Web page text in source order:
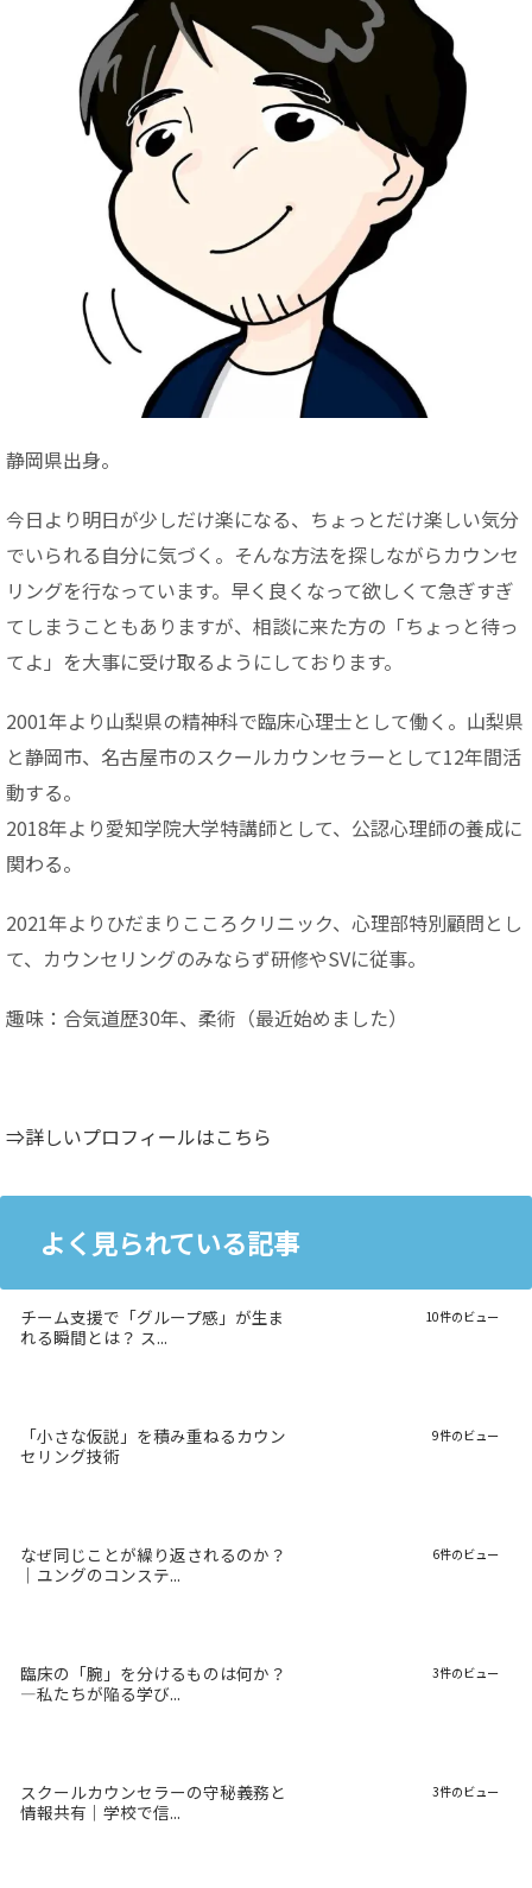
静岡県出身。
今日より明日が少しだけ楽になる、ちょっとだけ楽しい気分
でいられる自分に気づく。そんな方法を探しながらカウンセ
リングを行なっています。早く良くなって欲しくて急ぎすぎ
てしまうこともありますが、相談に来た方の「ちょっと待っ
てよ」を大事に受け取るようにしております。
2001年より山梨県の精神科で臨床心理士として働く。山梨県
と静岡市、名古屋市のスクールカウンセラーとして12年間活
動する。
2018年より愛知学院大学特講師として、公認心理師の養成に
関わる。
2021年よりひだまりこころクリニック、心理部特別顧問とし
て、カウンセリングのみならず研修やSVに従事。
趣味：合気道歴30年、柔術（最近始めました）
⇒詳しいプロフィールはこちら
よく見られている記事
チーム支援で「グループ感」が生ま
れる瞬間とは？ ス...
10件のビュー
「小さな仮説」を積み重ねるカウン
セリング技術
9件のビュー
なぜ同じことが繰り返されるのか？
｜ユングのコンステ...
6件のビュー
臨床の「腕」を分けるものは何か？
―私たちが陥る学び...
3件のビュー
スクールカウンセラーの守秘義務と
情報共有｜学校で信...
3件のビュー